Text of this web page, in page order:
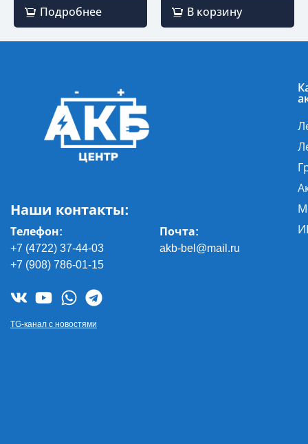
Подробнее В корзину
Наши контакты:
Телефон:
+7 (4722) 37-44-03
+7 (908) 786-01-15
Почта:
akb-bel@mail.ru
TG-канал с новостями